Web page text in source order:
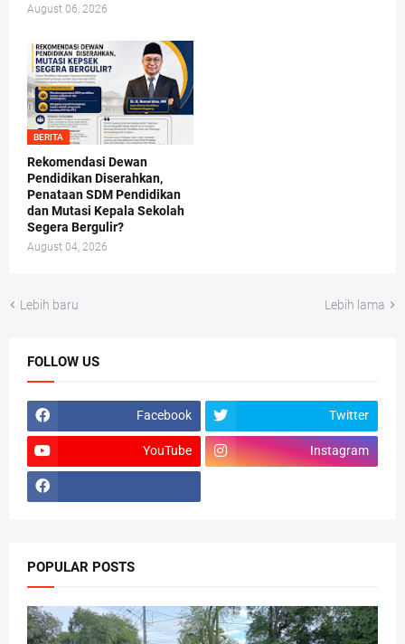
August 06, 2026
BERITA
Rekomendasi Dewan
Pendidikan Diserahkan,
Penataan SDM Pendidikan
dan Mutasi Kepala Sekolah
Segera Bergulir?
August 04, 2026
Lebih baru Lebih lama
FOLLOW US
Facebook Twitter
YouTube Instagram
POPULAR POSTS